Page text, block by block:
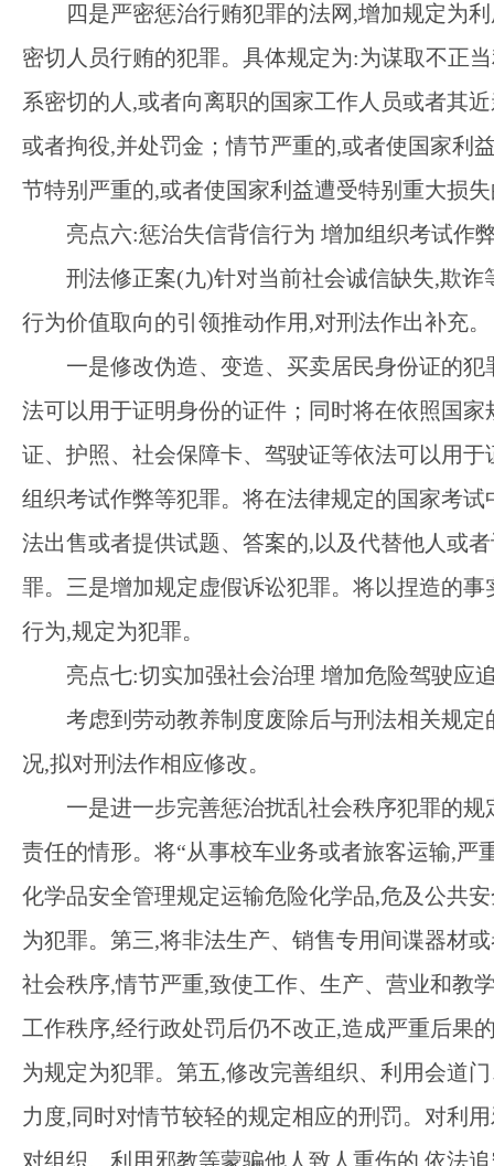
四是严密惩治行贿犯罪的法网,增加规定为
密切人员行贿的犯罪。具体规定为:为谋取不正
系密切的人,或者向离职的国家工作人员或者其
或者拘役,并处罚金；情节严重的,或者使国家利
节特别严重的,或者使国家利益遭受特别重大损
亮点六:惩治失信背信行为 增加组织考试作
刑法修正案(九)针对当前社会诚信缺失,欺
行为价值取向的引领推动作用,对刑法作出补充。
一是修改伪造、变造、买卖居民身份证的犯
法可以用于证明身份的证件；同时将在依照国
证、护照、社会保障卡、驾驶证等依法可以用
组织考试作弊等犯罪。将在法律规定的国家考
法出售或者提供试题、答案的,以及代替他人或
罪。三是增加规定虚假诉讼犯罪。将以捏造的
行为,规定为犯罪。
亮点七:切实加强社会治理 增加危险驾驶应
考虑到劳动教养制度废除后与刑法相关规定
况,拟对刑法作相应修改。
一是进一步完善惩治扰乱社会秩序犯罪的规
责任的情形。将“从事校车业务或者旅客运输,
化学品安全管理规定运输危险化学品,危及公共
为犯罪。第三,将非法生产、销售专用间谍器材
社会秩序,情节严重,致使工作、生产、营业和教
工作秩序,经行政处罚后仍不改正,造成严重后果
为规定为犯罪。第五,修改完善组织、利用会道
力度,同时对情节较轻的规定相应的刑罚。对利
对组织、利用邪教等蒙骗他人致人重伤的,依法